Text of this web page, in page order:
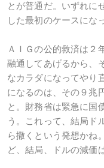
とが普通だ。いずれに
した最初のケースにな
ＡＩＧの公的救済は２
融通してあげるから、
なカラダになってやり
になるのは、その９兆
と。財務省は緊急に国
う。これって、結局ド
ら撒くという発想かね
ど、結局、ドルの減価